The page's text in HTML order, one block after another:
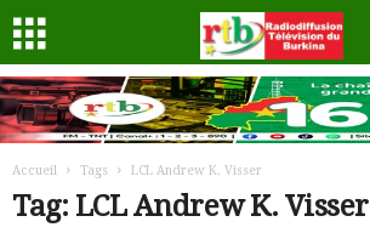
Accueil Tags LCL Andrew K. Visser
Tag: LCL Andrew K. Visser